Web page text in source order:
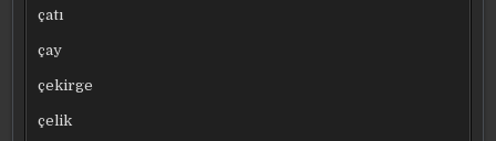
çatı
çay
çekirge
çelik